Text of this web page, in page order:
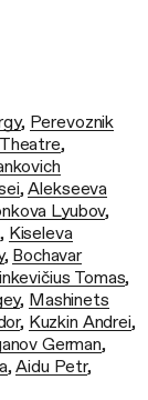
, Perevoznik
,
,Alekseeva
Lyubov,
, Kiseleva
, Bochavar
Tomas,
, Mashinets
, Kuzkin Andrei,
German,
,Aidu Petr,